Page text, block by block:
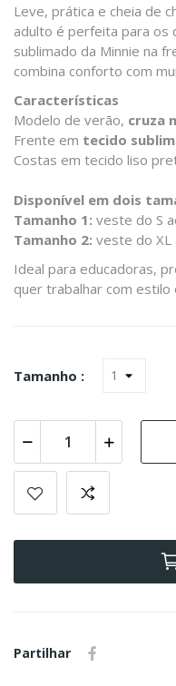
Leve, prática e cheia de
adulto é perfeita para os
sublimado da Minnie na
combina conforto com
Características
Modelo de verão, cruza
Frente em tecido
Costas em tecido liso
Disponível em dois
Tamanho 1: veste do S
Tamanho 2: veste do XL
Ideal para educadoras,
quer trabalhar com estilo
Tamanho :
Partilhar